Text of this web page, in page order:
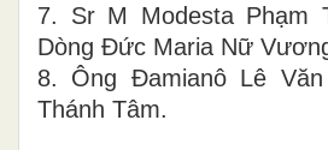
7. Sr M Modesta Phạm
Dòng Đức Maria Nữ
8. Ông Đamianô Lê
Thánh Tâm.